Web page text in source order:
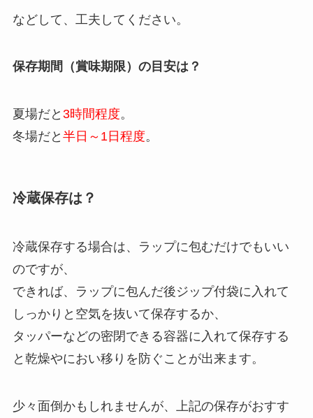
などして、工夫してください。
保存期間（賞味期限）の目安は？
夏場だと 3時間程度。
冬場だと 半日～1日程度。
冷蔵保存は？
冷蔵保存する場合は、ラップに包むだけでもいい
のですが、
できれば、ラップに包んだ後ジップ付袋に入れて
しっかりと空気を抜いて保存するか、
タッパーなどの密閉できる容器に入れて保存する
と乾燥やにおい移りを防ぐことが出来ます。
少々面倒かもしれませんが、上記の保存がおすす